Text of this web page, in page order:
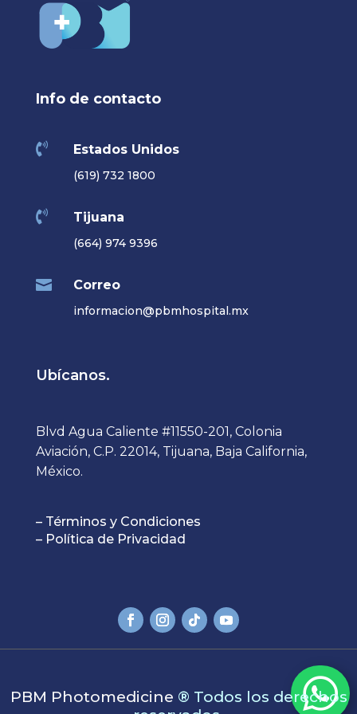
Info de contacto
 Estados Unidos
(619) 732 1800
 Tijuana
(664) 974 9396
 Correo
informacion@pbmhospital.mx
Ubícanos.
Blvd Agua Caliente #11550-201, Colonia
Aviación, C.P. 22014, Tijuana, Baja California,
México.
– Términos y Condiciones
– Política de Privacidad

PBM Photomedicine ® Todos los derechos